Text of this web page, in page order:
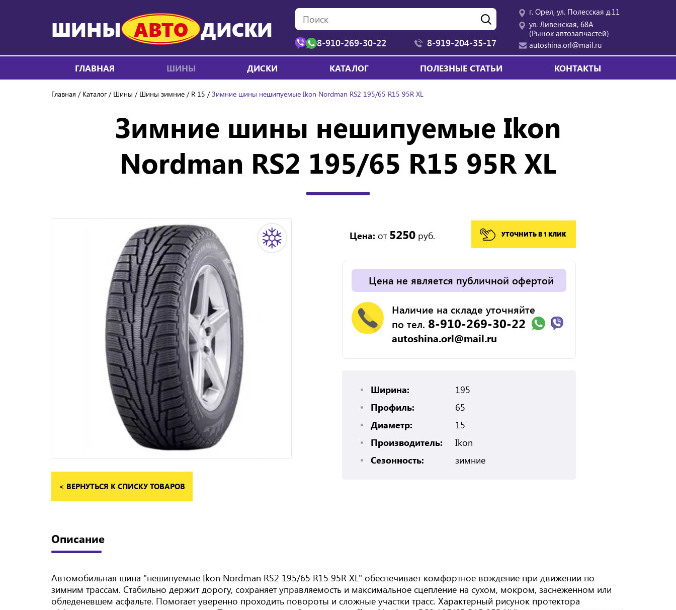
ШИНЫ АВТО ДИСКИ
8-910-269-30-22 8-919-204-35-17
г. Орел, ул. Полесская д.11
ул. Ливенская, 68А
(Рынок автозапчастей)
autoshina.orl@mail.ru
ГЛАВНАЯ ШИНЫ ДИСКИ КАТАЛОГ ПОЛЕЗНЫЕ СТАТЬИ КОНТАКТЫ
Главная Каталог Шины Шины зимние R 15 Зимние шины нешипуемые Ikon Nordman RS2 195/65 R15 95R XL
Зимние шины нешипуемые Ikon
Nordman RS2 195/65 R15 95R XL
< ВЕРНУТЬСЯ К СПИСКУ ТОВАРОВ
Цена: от 5250руб. УТОЧНИТЬ В 1 КЛИК
Цена не является публичной офертой
Наличие на складе уточняйте
по тел. 8-910-269-30-22
autoshina.orl@mail.ru
Ширина:
195
Профиль:
65
Диаметр:
15
Производитель:
Ikon
Сезонность:
зимние
Описание
Автомобильная шина "нешипуемые Ikon Nordman RS2 195/65 R15 95R XL" обеспечивает комфортное вождение при движении по
зимним трассам. Стабильно держит дорогу, сохраняет управляемость и максимальное сцепление на сухом, мокром, заснеженном или
обледеневшем асфальте. Помогает уверенно проходить повороты и сложные участки трасс. Характерный рисунок протектора